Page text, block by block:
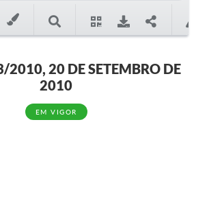
DA TAXA DE INSCRIÇÃO
2026/2029, LDO 2026 e LOA 2026
2010, 20 DE SETEMBRO DE
2010
EM VIGOR